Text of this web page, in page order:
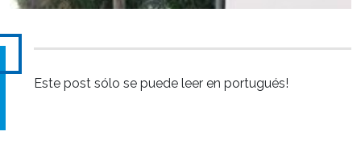
Este post sólo se puede leer en portugués!